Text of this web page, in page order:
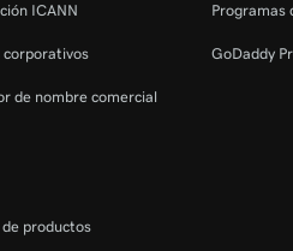
ICANN
corporativos
de nombre comercial
productos
Programas
GoDaddy